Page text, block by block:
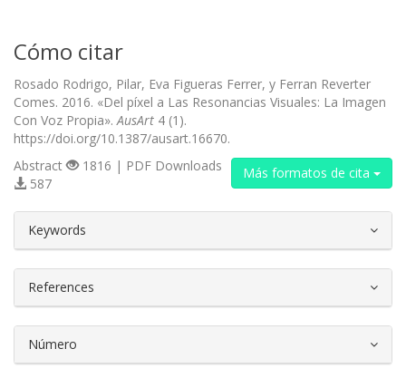
Cómo citar
Rosado Rodrigo, Pilar, Eva Figueras Ferrer, y Ferran Reverter
Comes. 2016. «Del píxel a Las Resonancias Visuales: La Imagen
Con Voz Propia». AusArt 4 (1).
https://doi.org/10.1387/ausart.16670.
Más formatos de cita
Abstract
1816 | PDF Downloads
587
Keywords
References
Número